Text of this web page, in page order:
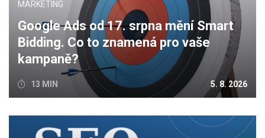
MARKETING
Google Ads od 17. srpna mění Smart
Bidding. Co to znamená pro vaše
kampaně?
13 MIN 5. 8. 2026